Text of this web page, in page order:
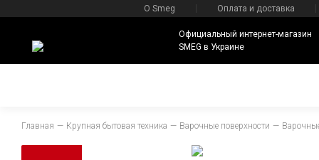
О Smeg Оплата и доставка
Официальный интернет-магазин
SMEG в Украине
Главная Крупная бытовая техника Варочные поверхности